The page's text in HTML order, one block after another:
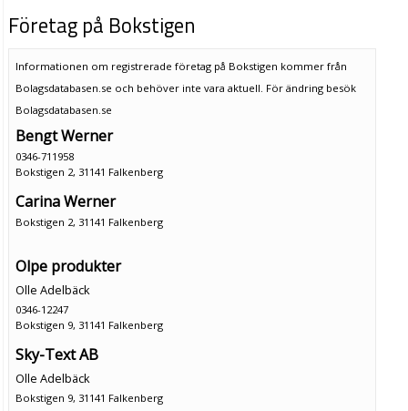
Företag på Bokstigen
Informationen om registrerade företag på Bokstigen kommer från
Bolagsdatabasen.se och behöver inte vara aktuell. För ändring besök
Bolagsdatabasen.se
Bengt Werner
0346-711958
Bokstigen 2, 31141 Falkenberg
Carina Werner
Bokstigen 2, 31141 Falkenberg
Olpe produkter
Olle Adelbäck
0346-12247
Bokstigen 9, 31141 Falkenberg
Sky-Text AB
Olle Adelbäck
Bokstigen 9, 31141 Falkenberg